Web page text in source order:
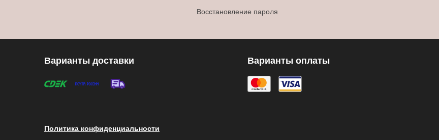
Восстановление пароля
Варианты доставки Варианты оплаты
Политика конфиденциальности